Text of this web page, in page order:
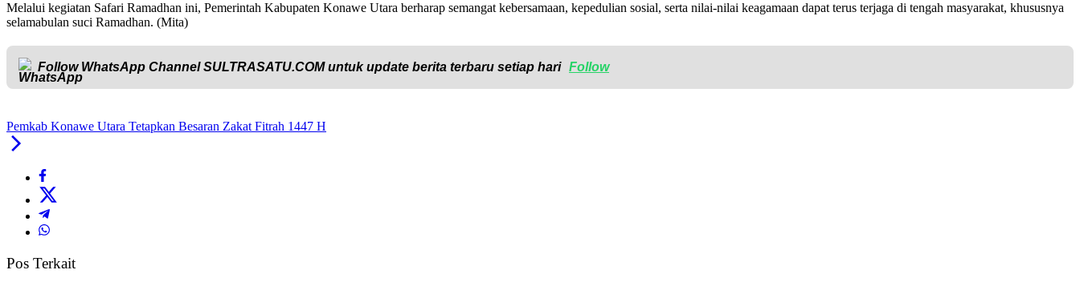
Melalui kegiatan Safari Ramadhan ini, Pemerintah Kabupaten Konawe Utara berharap semangat kebersamaan, kepedulian sosial, serta nilai-nilai keagamaan dapat terus terjaga di tengah masyarakat, khususnya
selamabulan suci Ramadhan. (Mita)
Follow WhatsApp ChannelSULTRASATU.COMuntuk update berita terbaru setiap hari Follow
Pemkab Konawe Utara Tetapkan Besaran Zakat Fitrah 1447 H
Pos Terkait